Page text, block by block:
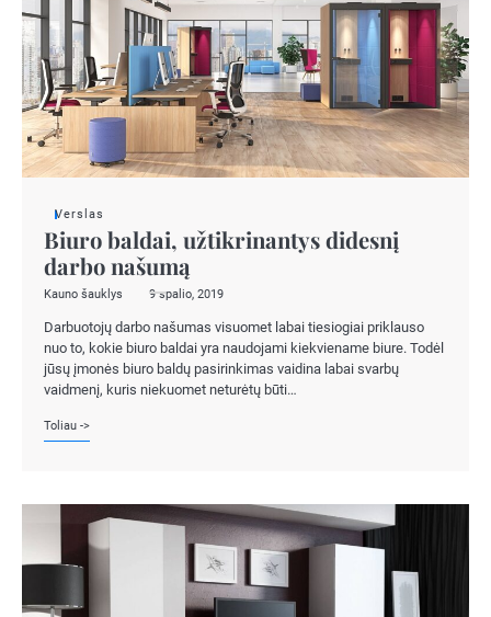
Verslas
Biuro baldai, užtikrinantys didesnį
darbo našumą
Kauno šauklys 9 spalio, 2019
Darbuotojų darbo našumas visuomet labai tiesiogiai priklauso
nuo to, kokie biuro baldai yra naudojami kiekviename biure. Todėl
jūsų įmonės biuro baldų pasirinkimas vaidina labai svarbų
vaidmenį, kuris niekuomet neturėtų būti…
Toliau ->